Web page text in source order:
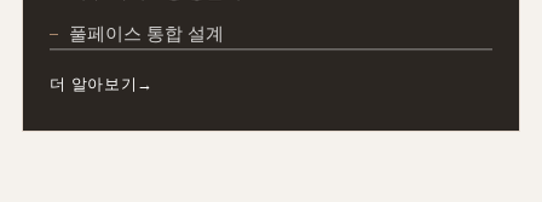
풀페이스 통합 설계
더 알아보기